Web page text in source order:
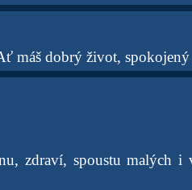
máš dobrý život, spokojený
zdraví, spoustu malých i